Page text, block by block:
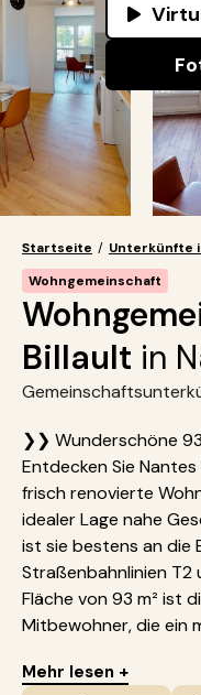
Startseite / Unterkünfte
Wohngemeinschaft
Billault in
❯❯ Wunderschöne
Entdecken Sie
frisch renovierte
idealer Lage nahe
ist sie bestens an die
Straßenbahnlinien T2
Fläche von 93 m² ist
Mitbewohner, die ein
Mehr lesen +